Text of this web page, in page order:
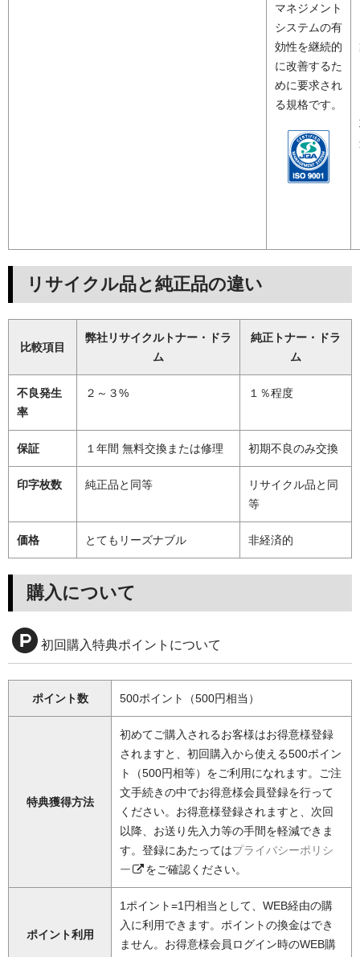
マネジメント
システムの有
効性を継続的
に改善するた
めに要求され
る規格です。
リサイクル品と純正品の違い
比較項目
弊社リサイクルトナー・ドラ
ム
純正トナー・ドラ
ム
不良発生
率
２～３% １％程度
保証 １年間 無料交換または修理 初期不良のみ交換
印字枚数 純正品と同等
リサイクル品と同
等
価格 とてもリーズナブル 非経済的
購入について
初回購入特典ポイントについて
ポイント数 500ポイント（500円相当）
特典獲得方法
初めてご購入されるお客様はお得意様登録
されますと、初回購入から使える500ポイン
ト（500円相等）をご利用になれます。ご注
文手続きの中でお得意様会員登録を行って
ください。お得意様登録されますと、次回
以降、お送り先入力等の手間を軽減できま
す。登録にあたってはプライバシーポリシ
ー
をご確認ください。
ポイント利用
1ポイント=1円相当として、WEB経由の購
入に利用できます。ポイントの換金はでき
ません。お得意様会員ログイン時のWEB購